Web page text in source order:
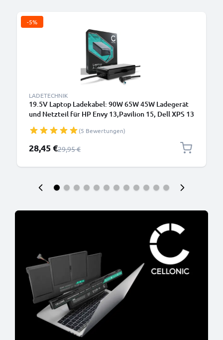
-5%
LADETECHNIK
19.5V Laptop Ladekabel: 90W 65W 45W Ladegerät
und Netzteil für HP Envy 13,Pavilion 15, Dell XPS 13
H6Y89AA
(5 Bewertungen)
Sonderpreis
28,45 €Regulärer Preis
29,95 €